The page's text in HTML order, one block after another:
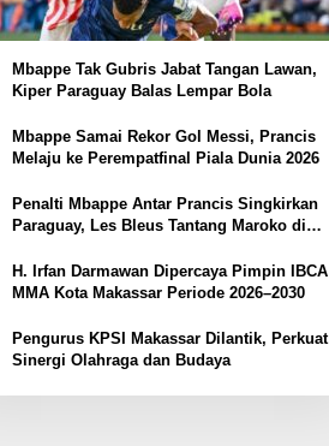
Mbappe Tak Gubris Jabat Tangan Lawan,
Kiper Paraguay Balas Lempar Bola
Mbappe Samai Rekor Gol Messi, Prancis
Melaju ke Perempatfinal Piala Dunia 2026
Penalti Mbappe Antar Prancis Singkirkan
Paraguay, Les Bleus Tantang Maroko di
H. Irfan Darmawan Dipercaya Pimpin IBCA
MMA Kota Makassar Periode 2026–2030
Pengurus KPSI Makassar Dilantik, Perkuat
Sinergi Olahraga dan Budaya